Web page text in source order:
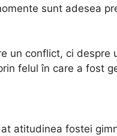
sunt adesea
un conflict, ci despre
felul în care a fost
atitudinea fostei